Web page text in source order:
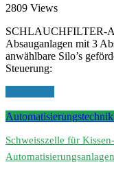
2809 Views
SCHLAUCHFILTER-
Absauganlagen mit 3
anwählbare Silo’s
Steuerung:
Automatisierungstechnik
Schweisszelle für